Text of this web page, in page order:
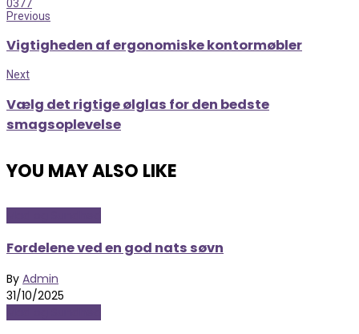
0377
Previous
Vigtigheden af ergonomiske kontormøbler
Next
Vælg det rigtige ølglas for den bedste
smagsoplevelse
YOU MAY ALSO LIKE
Fordelene ved en god nats søvn
By Admin
31/10/2025